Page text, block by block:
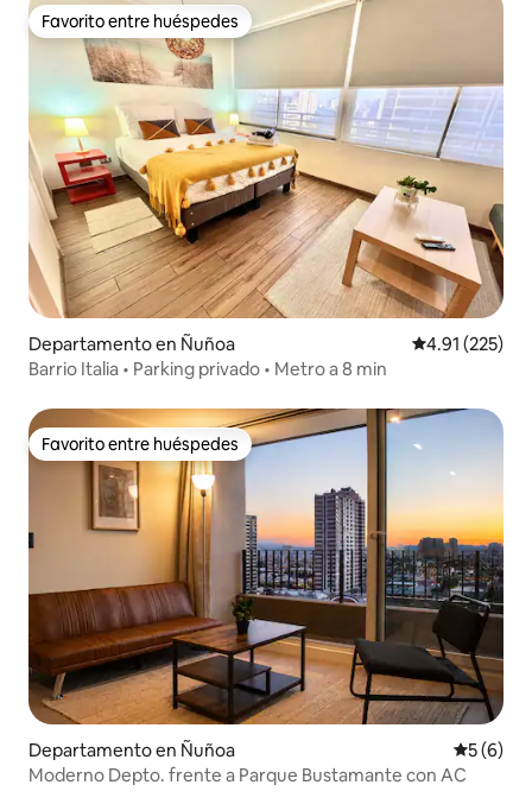
Favorito entre huéspedes
Favorito entre huéspedes
Departamento en Ñuñoa Calificación
4.91 (225)
Barrio Italia • Parking privado • Metro a 8 min
Favorito entre huéspedes
Favorito entre huéspedes
Departamento en Ñuñoa
5 (6)
Moderno Depto. frente a Parque Bustamante con AC